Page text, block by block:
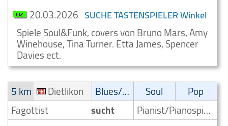
20.03.2026 SUCHE TASTENSPIELER Winkel
Spiele Soul&Funk, covers von Bruno Mars, Amy
Winehouse, Tina Turner. Etta James, Spencer
Davies ect.
5 km
Dietlikon Blues/Swing Soul
Pop
Fagottist
sucht Pianist/Pianospieler